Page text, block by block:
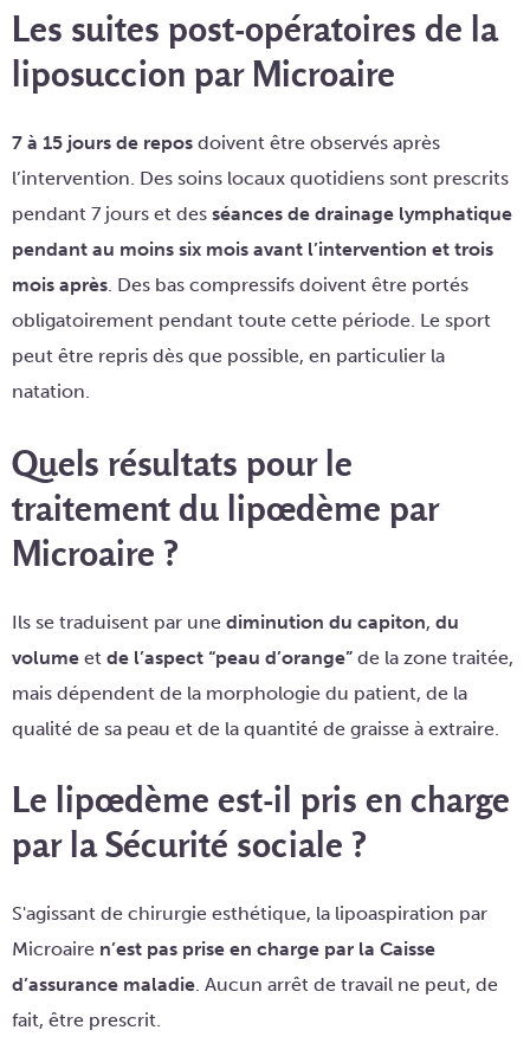
Les suites post-opératoires de la
liposuccion par Microaire
7 à 15 jours de repos doivent être observés après
l’intervention. Des soins locaux quotidiens sont prescrits
pendant 7 jours et des séances de drainage lymphatique
pendant au moins six mois avant l’intervention et trois
mois après. Des bas compressifs doivent être portés
obligatoirement pendant toute cette période. Le sport
peut être repris dès que possible, en particulier la
natation.
Quels résultats pour le
traitement du lipœdème par
Microaire ?
Ils se traduisent par une diminution du capiton, du
volume et de l’aspect “peau d’orange” de la zone traitée,
mais dépendent de la morphologie du patient, de la
qualité de sa peau et de la quantité de graisse à extraire.
Le lipœdème est-il pris en charge
par la Sécurité sociale ?
S'agissant de chirurgie esthétique, la lipoaspiration par
Microaire n’est pas prise en charge par la Caisse
d’assurance maladie. Aucun arrêt de travail ne peut, de
fait, être prescrit.